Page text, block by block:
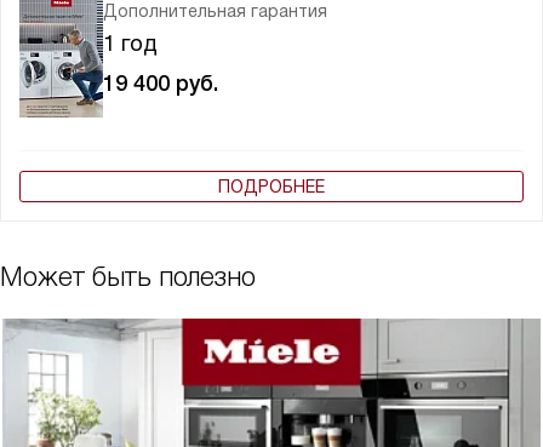
Дополнительная гарантия
1 год
19 400 руб.
ПОДРОБНЕЕ
Может быть полезно